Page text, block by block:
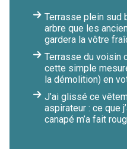
Terrasse plein sud
arbre que les
gardera la vôtre
Terrasse du voisin
cette simple
la démolition) en
J’ai glissé ce
aspirateur : ce que
canapé m’a fait